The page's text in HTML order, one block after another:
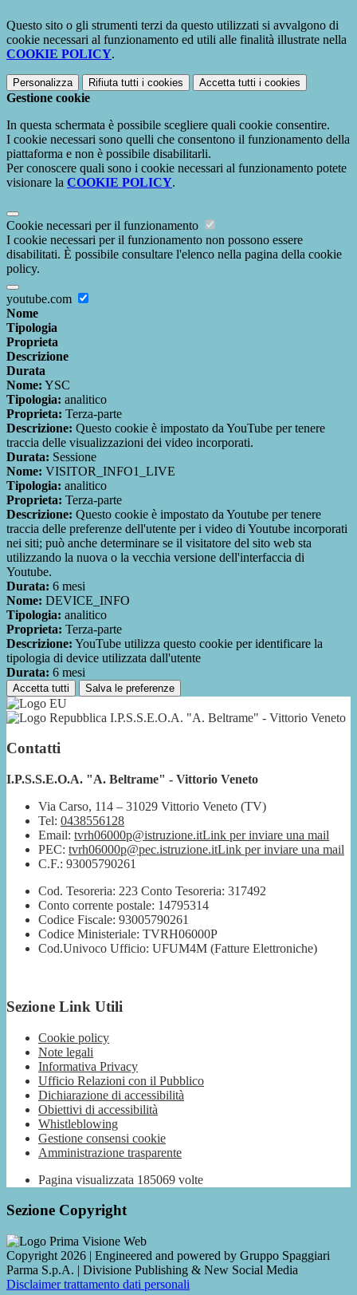
Questo sito o gli strumenti terzi da questo utilizzati si avvalgono di
cookie necessari al funzionamento ed utili alle finalità illustrate nella
COOKIE POLICY.
Personalizza Rifiuta tutti i cookies Accetta tutti i cookies
Gestione cookie
In questa schermata è possibile scegliere quali cookie consentire.
I cookie necessari sono quelli che consentono il funzionamento della
piattaforma e non è possibile disabilitarli.
Per conoscere quali sono i cookie necessari al funzionamento potete
visionare la COOKIE POLICY.
Cookie necessari per il funzionamento
I cookie necessari per il funzionamento non possono essere
disabilitati. È possibile consultare l'elenco nella pagina della cookie
policy.
youtube.com
Nome
Tipologia
Proprieta
Descrizione
Durata
Nome: YSC
Tipologia: analitico
Proprieta: Terza-parte
Descrizione: Questo cookie è impostato da YouTube per tenere
traccia delle visualizzazioni dei video incorporati.
Durata: Sessione
Nome: VISITOR_INFO1_LIVE
Tipologia: analitico
Proprieta: Terza-parte
Descrizione: Questo cookie è impostato da Youtube per tenere
traccia delle preferenze dell'utente per i video di Youtube incorporati
nei siti; può anche determinare se il visitatore del sito web sta
utilizzando la nuova o la vecchia versione dell'interfaccia di
Youtube.
Durata: 6 mesi
Nome: DEVICE_INFO
Tipologia: analitico
Proprieta: Terza-parte
Descrizione: YouTube utilizza questo cookie per identificare la
tipologia di device utilizzata dall'utente
Durata: 6 mesi
Accetta tutti Salva le preferenze
I.P.S.S.E.O.A. "A. Beltrame" - Vittorio Veneto
Contatti
I.P.S.S.E.O.A. "A. Beltrame" - Vittorio Veneto
Via Carso, 114 – 31029 Vittorio Veneto (TV)
Tel: 0438556128
Email: tvrh06000p@istruzione.itLink per inviare una mail
PEC: tvrh06000p@pec.istruzione.itLink per inviare una mail
C.F.: 93005790261
Cod. Tesoreria: 223 Conto Tesoreria: 317492
Conto corrente postale: 14795314
Codice Fiscale: 93005790261
Codice Ministeriale: TVRH06000P
Cod.Univoco Ufficio: UFUM4M (Fatture Elettroniche)
Sezione Link Utili
Cookie policy
Note legali
Informativa Privacy
Ufficio Relazioni con il Pubblico
Dichiarazione di accessibilità
Obiettivi di accessibilità
Whistleblowing
Gestione consensi cookie
Amministrazione trasparente
Pagina visualizzata 185069 volte
Sezione Copyright
Copyright 2026 | Engineered and powered by Gruppo Spaggiari
Parma S.p.A. | Divisione Publishing & New Social Media
Disclaimer trattamento dati personali